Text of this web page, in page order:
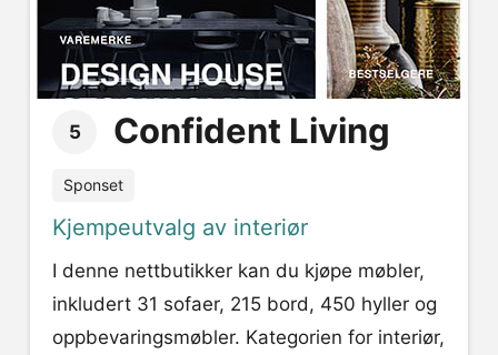
5 Confident Living
Sponset
Kjempeutvalg av interiør
I denne nettbutikker kan du kjøpe møbler,
inkludert 31 sofaer, 215 bord, 450 hyller og
oppbevaringsmøbler. Kategorien for interiør,